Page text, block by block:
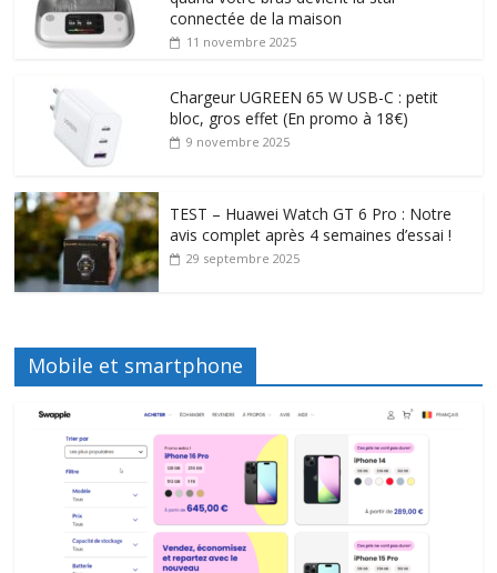
connectée de la maison
11 novembre 2025
Chargeur UGREEN 65 W USB-C : petit
bloc, gros effet (En promo à 18€)
9 novembre 2025
TEST – Huawei Watch GT 6 Pro : Notre
avis complet après 4 semaines d’essai !
29 septembre 2025
Mobile et smartphone